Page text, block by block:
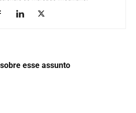
esse assunto